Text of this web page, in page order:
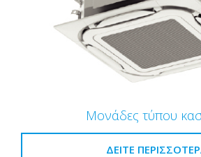
Μονάδες τύπου
ΔΕΊΤΕ